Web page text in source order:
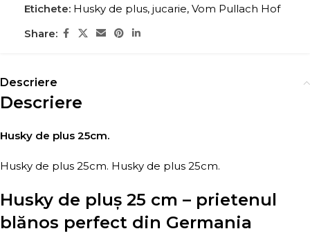
Etichete: Husky de plus, jucarie, Vom Pullach Hof
Share:
Descriere
Descriere
Husky de plus 25cm.
Husky de plus 25cm. Husky de plus 25cm.
Husky de pluș 25 cm – prietenul
blănos perfect din Germania